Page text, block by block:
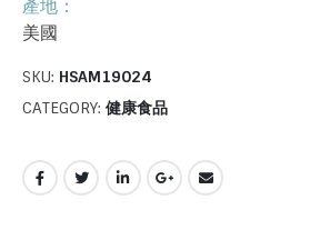
產地：
美國
SKU: HSAM19024
CATEGORY: 健康食品